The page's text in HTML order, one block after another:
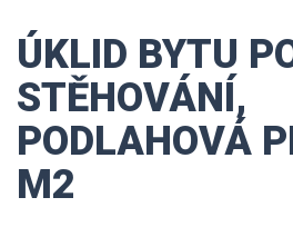
ÚKLID BYTU
STĚHOVÁNÍ,
PODLAHOVÁ
M2